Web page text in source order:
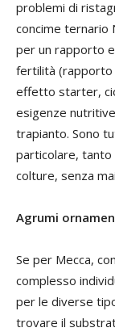
problemi di
concime ternario
per un rapporto
fertilità (rapporto
effetto starter,
esigenze
trapianto. Sono
particolare, tanto
colture, senza
Agrumi
Se per Mecca,
complesso
per le diverse
trovare il